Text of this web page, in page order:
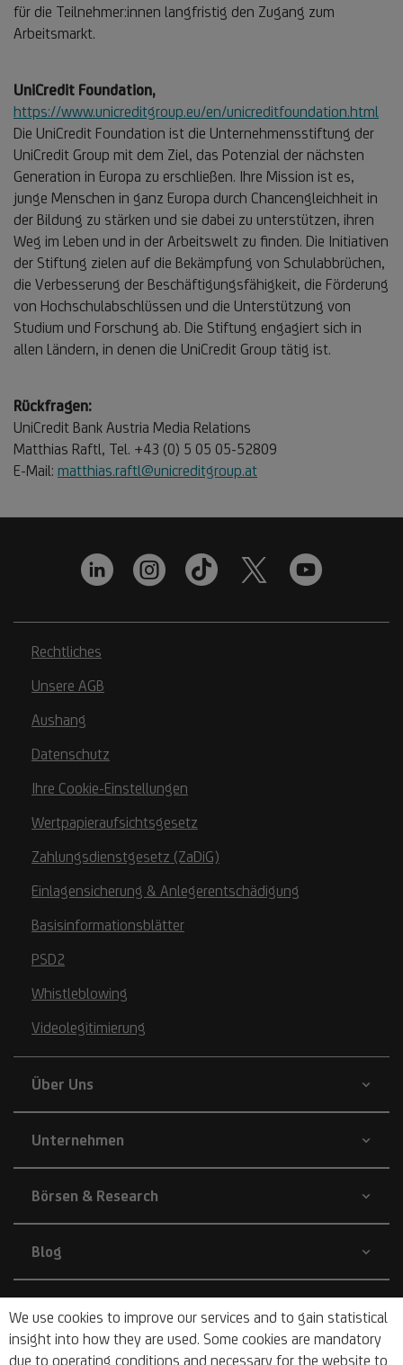
We use cookies to improve our services and to gain statistical
insight into how they are used. Some cookies are mandatory
due to operating conditions and necessary for the website to
für die Teilnehmer:innen langfristig den Zugang zum
Arbeitsmarkt.
UniCredit Foundation,
https://www.unicreditgroup.eu/en/unicreditfoundation.html
Die UniCredit Foundation ist die Unternehmensstiftung der
UniCredit Group mit dem Ziel, das Potenzial der nächsten
Generation in Europa zu erschließen. Ihre Mission ist es,
junge Menschen in ganz Europa durch Chancengleichheit in
der Bildung zu stärken und sie dabei zu unterstützen, ihren
Weg im Leben und in der Arbeitswelt zu finden. Die Initiativen
der Stiftung zielen auf die Bekämpfung von Schulabbrüchen,
die Verbesserung der Beschäftigungsfähigkeit, die Förderung
von Hochschulabschlüssen und die Unterstützung von
Studium und Forschung ab. Die Stiftung engagiert sich in
allen Ländern, in denen die UniCredit Group tätig ist.
Rückfragen:
UniCredit Bank Austria Media Relations
Matthias Raftl, Tel. +43 (0) 5 05 05-52809
E-Mail: matthias.raftl@unicreditgroup.at
Rechtliches
Unsere AGB
Aushang
Datenschutz
Ihre Cookie-Einstellungen
Wertpapieraufsichtsgesetz
Zahlungsdienstgesetz (ZaDiG)
Einlagensicherung & Anlegerentschädigung
Basisinformationsblätter
PSD2
Whistleblowing
Videolegitimierung
Über Uns
Unternehmen
Börsen & Research
Blog